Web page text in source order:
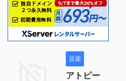
豆柴
アトピー